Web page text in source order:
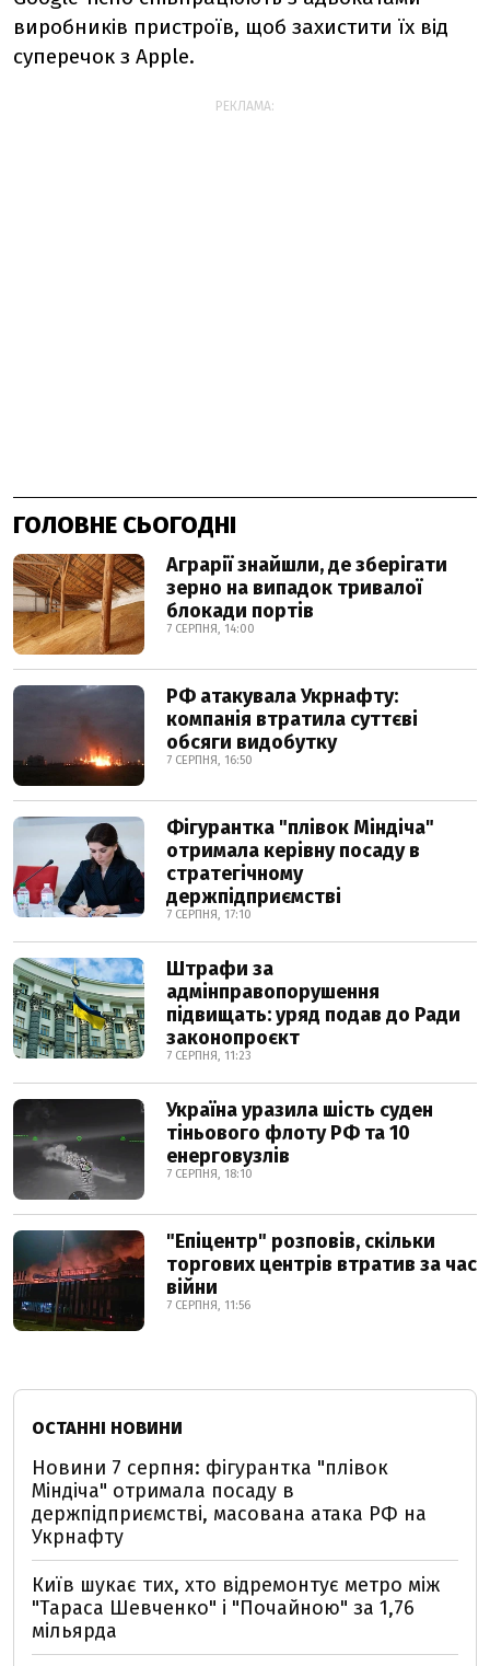
виробників пристроїв, щоб захистити їх від
суперечок з Apple.
РЕКЛАМА:
ГОЛОВНЕ СЬОГОДНІ
Аграрії знайшли, де зберігати
зерно на випадок тривалої
блокади портів
7 СЕРПНЯ, 14:00
РФ атакувала Укрнафту:
компанія втратила суттєві
обсяги видобутку
7 СЕРПНЯ, 16:50
Фігурантка "плівок Міндіча"
отримала керівну посаду в
стратегічному
держпідприємстві
7 СЕРПНЯ, 17:10
Штрафи за
адмінправопорушення
підвищать: уряд подав до Ради
законопроєкт
7 СЕРПНЯ, 11:23
Україна уразила шість суден
тіньового флоту РФ та 10
енерговузлів
7 СЕРПНЯ, 18:10
"Епіцентр" розповів, скільки
торгових центрів втратив за час
війни
7 СЕРПНЯ, 11:56
ОСТАННІ НОВИНИ
Новини 7 серпня: фігурантка "плівок
Міндіча" отримала посаду в
держпідприємстві, масована атака РФ на
Укрнафту
Київ шукає тих, хто відремонтує метро між
"Тараса Шевченко" і "Почайною" за 1,76
мільярда